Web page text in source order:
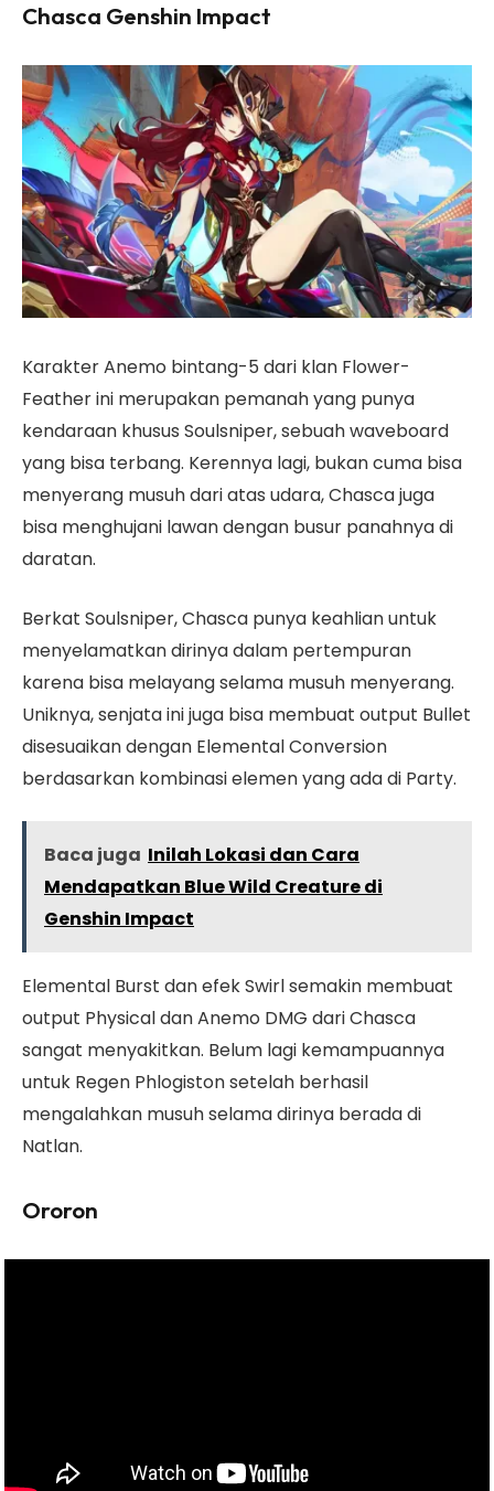
Chasca Genshin Impact
Karakter Anemo bintang-5 dari klan Flower-
Feather ini merupakan pemanah yang punya
kendaraan khusus Soulsniper, sebuah waveboard
yang bisa terbang. Kerennya lagi, bukan cuma bisa
menyerang musuh dari atas udara, Chasca juga
bisa menghujani lawan dengan busur panahnya di
daratan.
Berkat Soulsniper, Chasca punya keahlian untuk
menyelamatkan dirinya dalam pertempuran
karena bisa melayang selama musuh menyerang.
Uniknya, senjata ini juga bisa membuat output Bullet
disesuaikan dengan Elemental Conversion
berdasarkan kombinasi elemen yang ada di Party.
Baca juga Inilah Lokasi dan Cara
Mendapatkan Blue Wild Creature di
Genshin Impact
Elemental Burst dan efek Swirl semakin membuat
output Physical dan Anemo DMG dari Chasca
sangat menyakitkan. Belum lagi kemampuannya
untuk Regen Phlogiston setelah berhasil
mengalahkan musuh selama dirinya berada di
Natlan.
Ororon